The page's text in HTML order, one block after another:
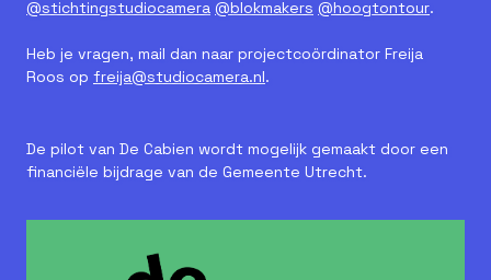
@stichtingstudiocamera @blokmakers @hoogtontour.
Heb je vragen, mail dan naar projectcoördinator Freija
Roos op freija@studiocamera.nl.
De pilot van De Cabien wordt mogelijk gemaakt door een
financiële bijdrage van de Gemeente Utrecht.